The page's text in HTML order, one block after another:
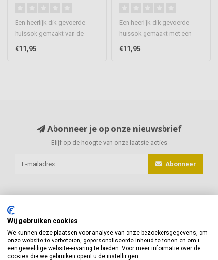
Een heerlijk dik gevoerde
huissok gemaakt van de
zachte en mooie stof
chenille. ..
€11,95
Een heerlijk dik gevoerde
huissok gemaakt met een
modieuze kabel motief. De
sokk..
€11,95
Abonneer je op onze nieuwsbrief
Blijf op de hoogte van onze laatste acties
Abonneer
van Eck Beenmode
Heeft u vragen of advies nodig, neem gerust contact met ons op!
Wij gebruiken cookies
We kunnen deze plaatsen voor analyse van onze bezoekersgegevens, om
onze website te verbeteren, gepersonaliseerde inhoud te tonen en om u
een geweldige website-ervaring te bieden. Voor meer informatie over de
cookies die we gebruiken opent u de instellingen.